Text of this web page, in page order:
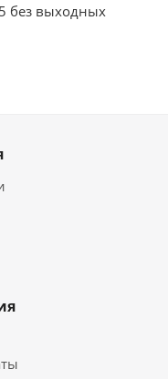
без выходных